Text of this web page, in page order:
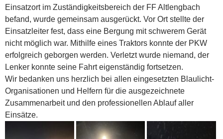
Einsatzort im Zuständigkeitsbereich der FF Altlengbach
befand, wurde gemeinsam ausgerückt. Vor Ort stellte der
Einsatzleiter fest, dass eine Bergung mit schwerem Gerät
nicht möglich war. Mithilfe eines Traktors konnte der PKW
erfolgreich geborgen werden. Verletzt wurde niemand, der
Lenker konnte seine Fahrt eigenständig fortsetzen.
Wir bedanken uns herzlich bei allen eingesetzten Blaulicht-
Organisationen und Helfern für die ausgezeichnete
Zusammenarbeit und den professionellen Ablauf aller
Einsätze.